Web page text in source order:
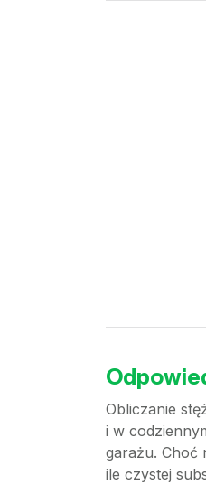
Obliczanie
i w
garażu. Choć
ile czystej